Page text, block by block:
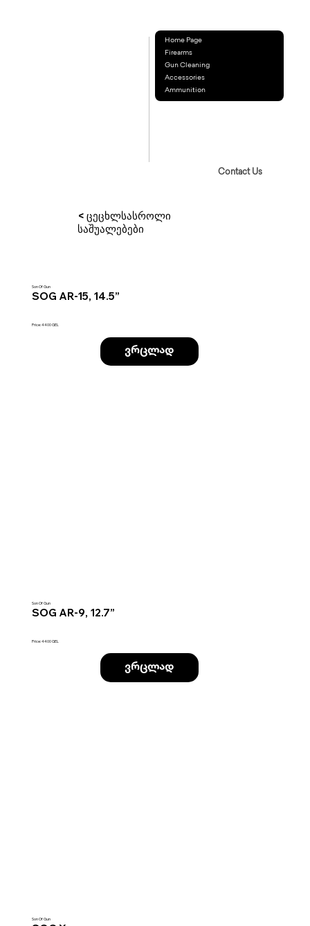
Home Page
Firearms
Gun Cleaning
Accessories
Ammunition
Contact Us
< ცეცხლსასროლი
საშუალებები
Son Of Gun
SOG AR-15, 14.5”
Price: 4400 GEL
ვრცლად
Son Of Gun
SOG AR-9, 12.7”
Price: 4400 GEL
ვრცლად
Son Of Gun